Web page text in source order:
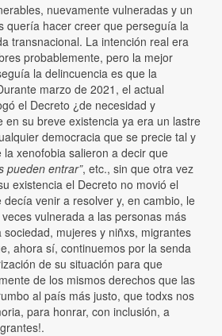
nuevamente vulneradas y un
quería hacer creer que perseguía la
transnacional. La intención real era
probablemente, pero la mejor
la delincuencia es que la
marzo de 2021, el actual
el Decreto ¿de necesidad y
en su breve existencia ya era un lastre
democracia que se precie tal y
xenofobia salieron a decir que
pueden entrar”, etc., sin que otra vez
existencia el Decreto no movió el
venir a resolver y, en cambio, le
vulnerada a las personas más
mujeres y niñxs, migrantes
ahora sí, continuemos por la senda
de su situación para que
de los mismos derechos que las
al país más justo, que todxs nos
para honrar, con inclusión, a